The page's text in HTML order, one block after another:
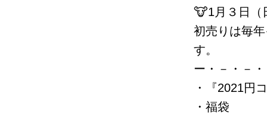
🐮1月３日（
初売りは毎
す。
ー・－・－
・『2021円
・福袋